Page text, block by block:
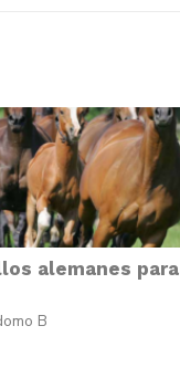
alemanes para
B